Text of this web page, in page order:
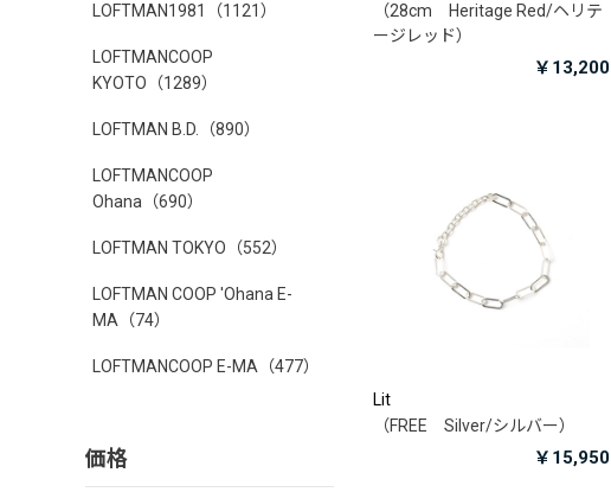
LOFTMAN1981 （1121）
LOFTMANCOOP
KYOTO （1289）
LOFTMAN B.D. （890）
LOFTMANCOOP
Ohana （690）
LOFTMAN TOKYO （552）
LOFTMAN COOP 'Ohana E-
MA （74）
LOFTMANCOOP E-MA （477）
価格
（28cm Heritage Red/ヘリテ
ージレッド）
￥13,200
Lit
（FREE Silver/シルバー）
￥15,950